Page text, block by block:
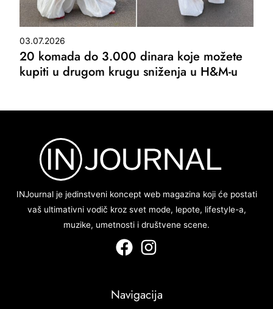
03.07.2026
20 komada do 3.000 dinara koje možete
kupiti u drugom krugu sniženja u H&M-u
INJournal je jedinstveni koncept web magazina koji će postati
vaš ultimativni vodič kroz svet mode, lepote, lifestyle-a,
muzike, umetnosti i društvene scene.
Navigacija